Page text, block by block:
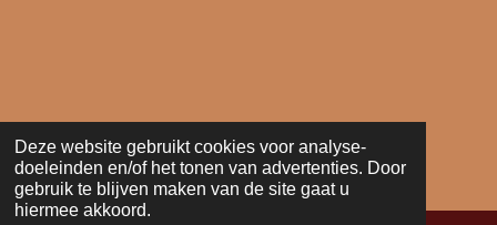
Deze website gebruikt cookies voor analyse-
doeleinden en/of het tonen van advertenties. Door
gebruik te blijven maken van de site gaat u
hiermee akkoord.